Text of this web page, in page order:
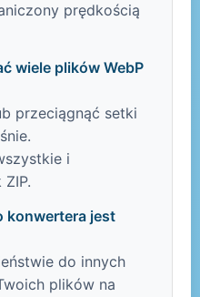
prędkością
wiele plików WebP
przeciągnąć setki
i
konwertera jest
do innych
plików na